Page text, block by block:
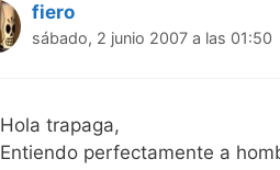
fiero
sábado, 2 junio 2007 a las 01:50
Hola trapaga,
Entiendo perfectamente a